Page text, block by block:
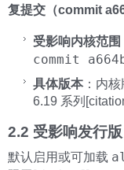
复提交（commit
受影响内核范围
commit
具体版本：内核
6.19 系列
2.2 受影响发行版
默认启用或可加载